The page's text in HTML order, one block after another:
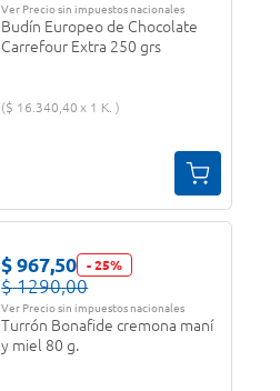
Ver Precio sin impuestos nacionales
Budín Europeo de Chocolate
Carrefour Extra 250 grs
$ 16 340 ,40 1 K.
$ 967,50 -25%
$ 1290,00
Ver Precio sin impuestos nacionales
Turrón Bonafide cremona maní
y miel 80 g.